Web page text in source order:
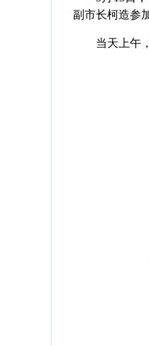
副市长柯造参
当天上午，